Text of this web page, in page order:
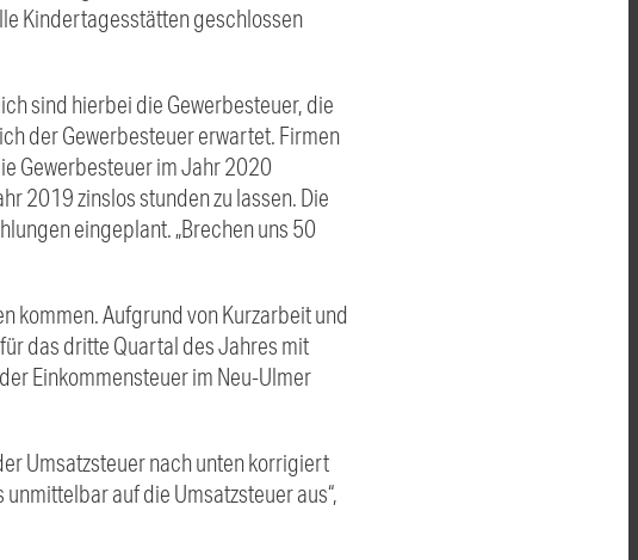
Kindertagesstätten geschlossen
sind hierbei die Gewerbesteuer, die
der Gewerbesteuer erwartet. Firmen
Gewerbesteuer im Jahr 2020
2019 zinslos stunden zu lassen. Die
eingeplant. „Brechen uns 50
kommen. Aufgrund von Kurzarbeit und
das dritte Quartal des Jahres mit
Einkommensteuer im Neu-Ulmer
Umsatzsteuer nach unten korrigiert
auf die Umsatzsteuer aus“,